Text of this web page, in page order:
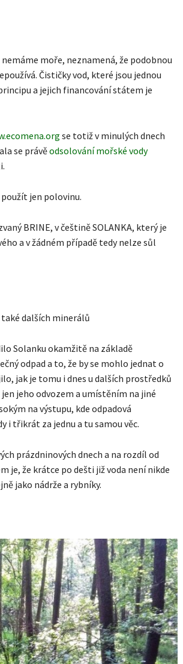
moře, neznamená, že podobnou
Čističky vod, které jsou jednou
a jejich financování státem je
se totiž v minulých dnech
se právěodsolování mořské vody
jen polovinu.
BRINE, v češtině SOLANKA, který je
a v žádném případě tedy nelze sůl
dalších minerálů
Solanku okamžitě na základě
odpad a to, že by se mohlo jednat o
jak je tomu i dnes u dalších prostředků
jeho odvozem a umístěním na jiné
na výstupu, kde odpadová
i třikrát za jednu a tu samou věc.
prázdninových dnech a na rozdíl od
je, že krátce po dešti již voda není nikde
jako nádrže a rybníky.